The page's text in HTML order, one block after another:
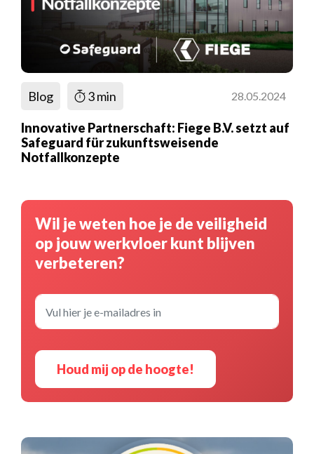
Blog 3 min 28.05.2024
Innovative Partnerschaft: Fiege B.V. setzt auf
Safeguard für zukunftsweisende
Notfallkonzepte
Wil je weten hoe je de veiligheid
op jouw werkvloer kunt blijven
verbeteren?
Houd mij op de hoogte!